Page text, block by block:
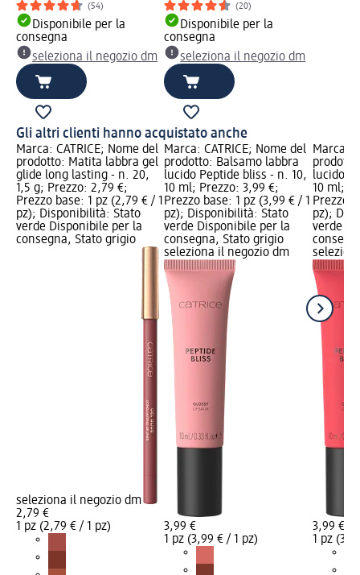
(54)
Disponibile per la
consegna
seleziona il negozio dm
(20)
Disponibile per la
consegna
seleziona il negozio dm
Gli altri clienti hanno acquistato anche
Marca: CATRICE; Nome del
prodotto: Matita labbra gel
glide long lasting - n. 20,
1,5 g; Prezzo: 2,79 €;
Prezzo base: 1 pz (2,79 € / 1
pz); Disponibilità: Stato
verde Disponibile per la
consegna, Stato grigio
seleziona il negozio dm
2,79 €
1 pz (2,79 € / 1 pz)
Marca: CATRICE; Nome del
prodotto: Balsamo labbra
lucido Peptide bliss - n. 10,
10 ml; Prezzo: 3,99 €;
Prezzo base: 1 pz (3,99 € / 1
pz); Disponibilità: Stato
verde Disponibile per la
consegna, Stato grigio
seleziona il negozio dm
3,99 €
1 pz (3,99 € / 1 pz)
Marca:
lucido
10 ml;
Prezzo
pz);
verde
3,99 €
1 pz